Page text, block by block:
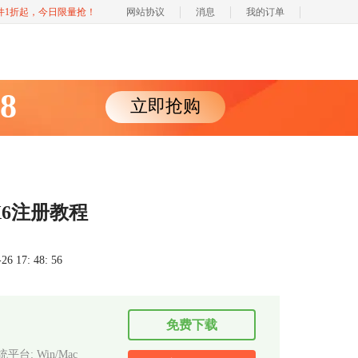
折起，今日限量抢！ 网站协议 消息 我的订单
立即抢购
注册教程
17: 48: 56
平台: Win/Mac
免费下载